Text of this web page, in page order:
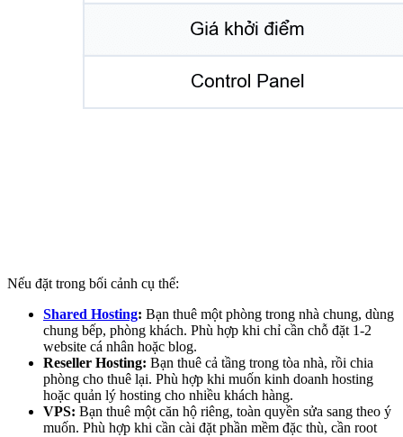
Nếu đặt trong bối cảnh cụ thể:
Shared Hosting: Bạn thuê một phòng trong nhà chung, dùng
chung bếp, phòng khách. Phù hợp khi chỉ cần chỗ đặt 1-2
website cá nhân hoặc blog.
Reseller Hosting: Bạn thuê cả tầng trong tòa nhà, rồi chia
phòng cho thuê lại. Phù hợp khi muốn kinh doanh hosting
hoặc quản lý hosting cho nhiều khách hàng.
VPS: Bạn thuê một căn hộ riêng, toàn quyền sửa sang theo ý
muốn. Phù hợp khi cần cài đặt phần mềm đặc thù, cần root